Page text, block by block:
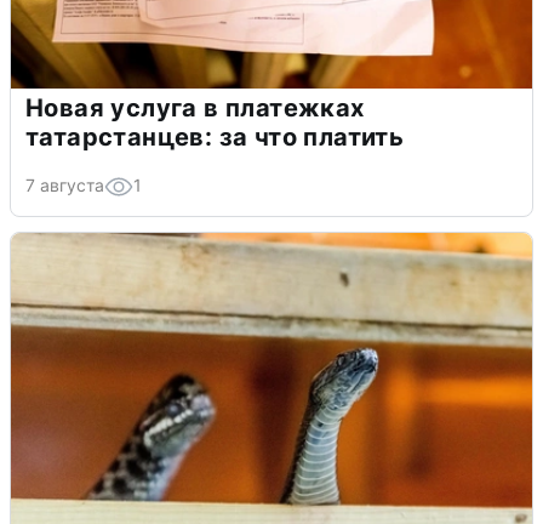
Новая услуга в платежках
татарстанцев: за что платить
7 августа 1